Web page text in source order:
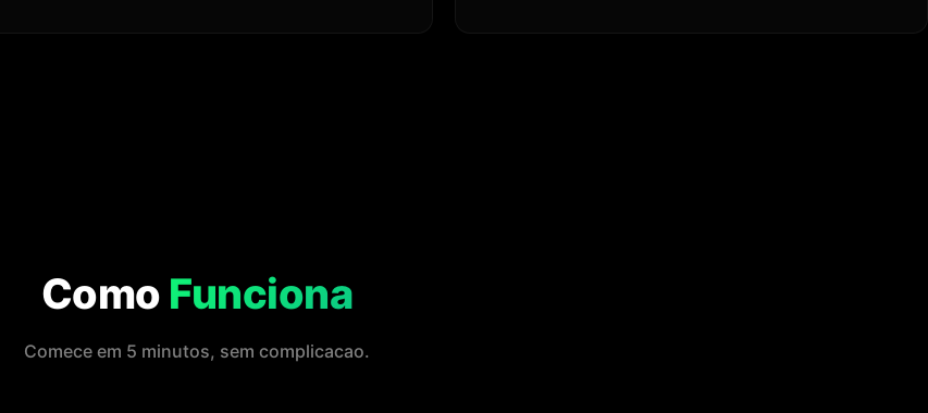
Como Funciona
Comece em 5 minutos, sem complicacao.